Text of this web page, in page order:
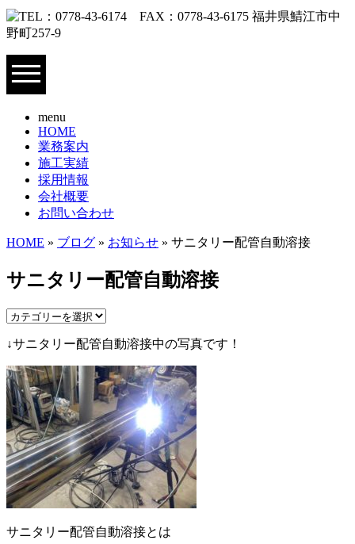
menu
HOME
業務案内
施工実績
採用情報
会社概要
お問い合わせ
HOME » ブログ » お知らせ » サニタリー配管自動溶接
サニタリー配管自動溶接
↓サニタリー配管自動溶接中の写真です！
サニタリー配管自動溶接とは